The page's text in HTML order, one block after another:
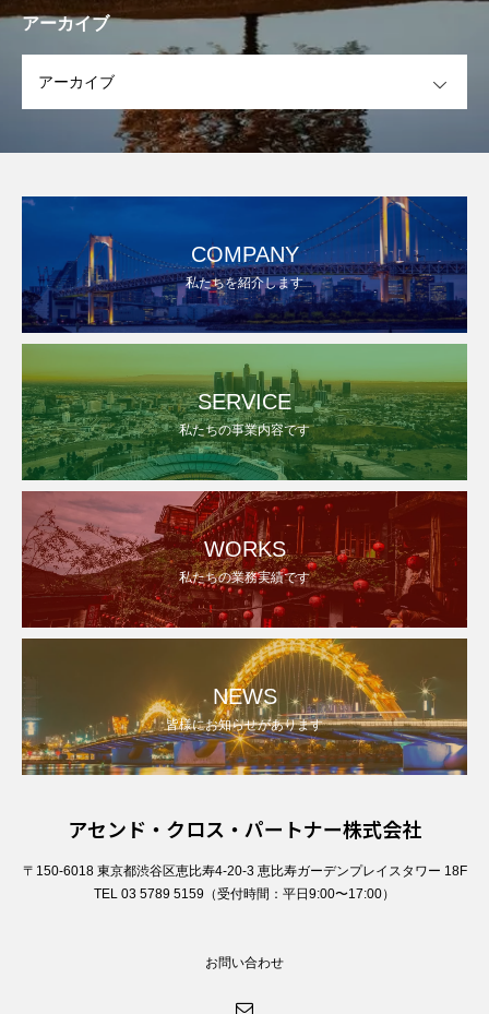
アーカイブ
COMPANY
私たちを紹介します
SERVICE
私たちの事業内容です
WORKS
私たちの業務実績です
NEWS
皆様にお知らせがあります
アセンド・クロス・パートナー株式会社
〒150-6018 東京都渋谷区恵比寿4-20-3 恵比寿ガーデンプレイスタワー 18F
TEL 03 5789 5159（受付時間：平日9:00〜17:00）
お問い合わせ